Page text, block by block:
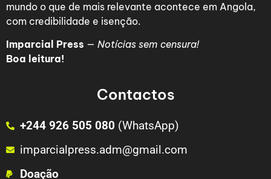
mundo o que de mais relevante acontece em Angola,
com credibilidade e isenção.
Imparcial Press — Notícias sem censura!
Boa leitura!
Contactos
+244 926 505 080 (WhatsApp)
imparcialpress.adm@gmail.com
Doação